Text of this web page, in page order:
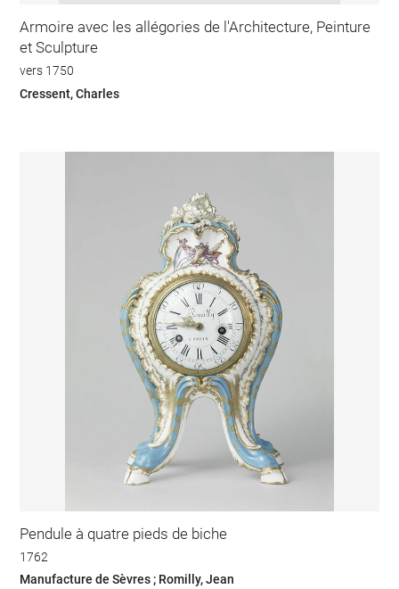
Armoire avec les allégories de l'Architecture, Peinture
et Sculpture
vers 1750
Cressent, Charles
Pendule à quatre pieds de biche
1762
Manufacture de Sèvres ; Romilly, Jean